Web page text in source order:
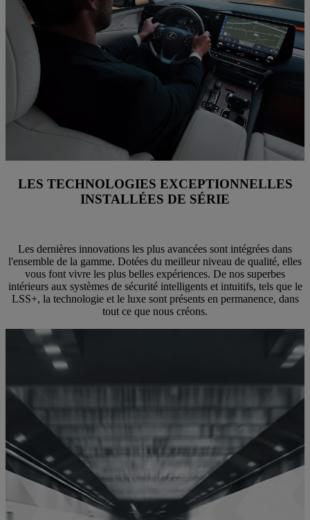
LES TECHNOLOGIES EXCEPTIONNELLES
INSTALLÉES DE SÉRIE
Les dernières innovations les plus avancées sont intégrées dans
l'ensemble de la gamme. Dotées du meilleur niveau de qualité, elles
vous font vivre les plus belles expériences. De nos superbes
intérieurs aux systèmes de sécurité intelligents et intuitifs, tels que le
LSS+, la technologie et le luxe sont présents en permanence, dans
tout ce que nous créons.